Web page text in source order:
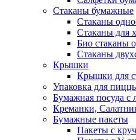
Стаканы бумажные
Стаканы
Стаканы для
Био стаканы
Стаканы
Крышки
Крышки для
Упаковка для
Бумажная посуда с
Креманки,
Бумажные пакеты
Пакеты с